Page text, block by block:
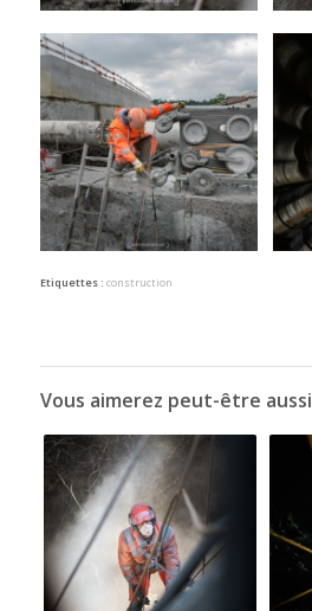
Etiquettes : construction
Vous aimerez peut-être aussi